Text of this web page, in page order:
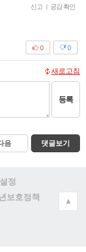
신고 | 공감 확인
0
0
새로고침
등록
음 댓글보기
설정
보호정책
▲